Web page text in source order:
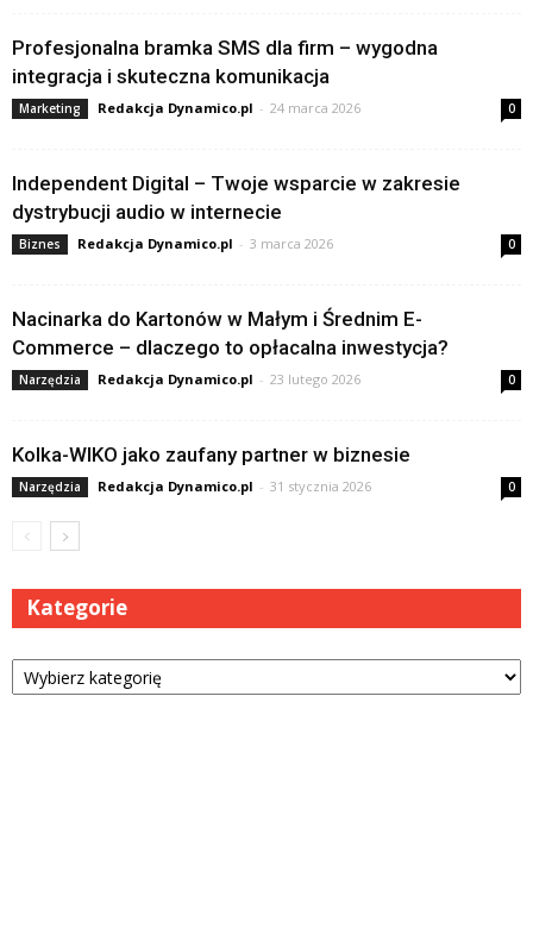
Profesjonalna bramka SMS dla firm – wygodna
integracja i skuteczna komunikacja
Marketing Redakcja Dynamico.pl - 24 marca 2026 0
Independent Digital – Twoje wsparcie w zakresie
dystrybucji audio w internecie
Biznes Redakcja Dynamico.pl - 3 marca 2026 0
Nacinarka do Kartonów w Małym i Średnim E-
Commerce – dlaczego to opłacalna inwestycja?
Narzędzia Redakcja Dynamico.pl - 23 lutego 2026 0
Kolka-WIKO jako zaufany partner w biznesie
Narzędzia Redakcja Dynamico.pl - 31 stycznia 2026 0
Kategorie
Kategorie